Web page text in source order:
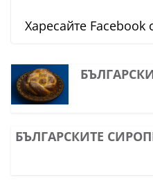
Харесайте Facebook
БЪЛГАРСКИТЕ